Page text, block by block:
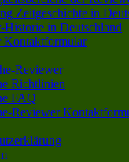
Zeitgeschichte in
Historie in Deutschland
Kontaktformular
Reviewer
Richtlinien
FAQ
Reviewer